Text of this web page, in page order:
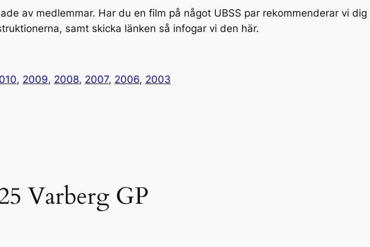
av medlemmar. Har du en film på något UBSS par rekommenderar vi
samt skicka länken så infogar vi den här.
, 2009, 2008, 2007, 2006, 2003
Varberg GP